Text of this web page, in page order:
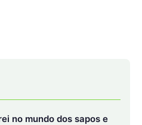
mapa da fauna
Preocupante:A seca